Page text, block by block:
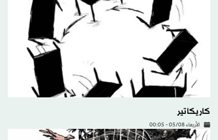
كاريكاتير
الأربعاء 05/08 - 00:05